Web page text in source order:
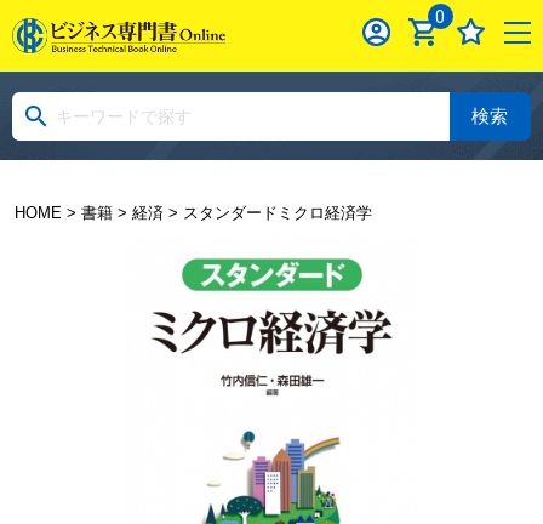
0
検索
HOME> 書籍> 経済 > スタンダードミクロ経済学